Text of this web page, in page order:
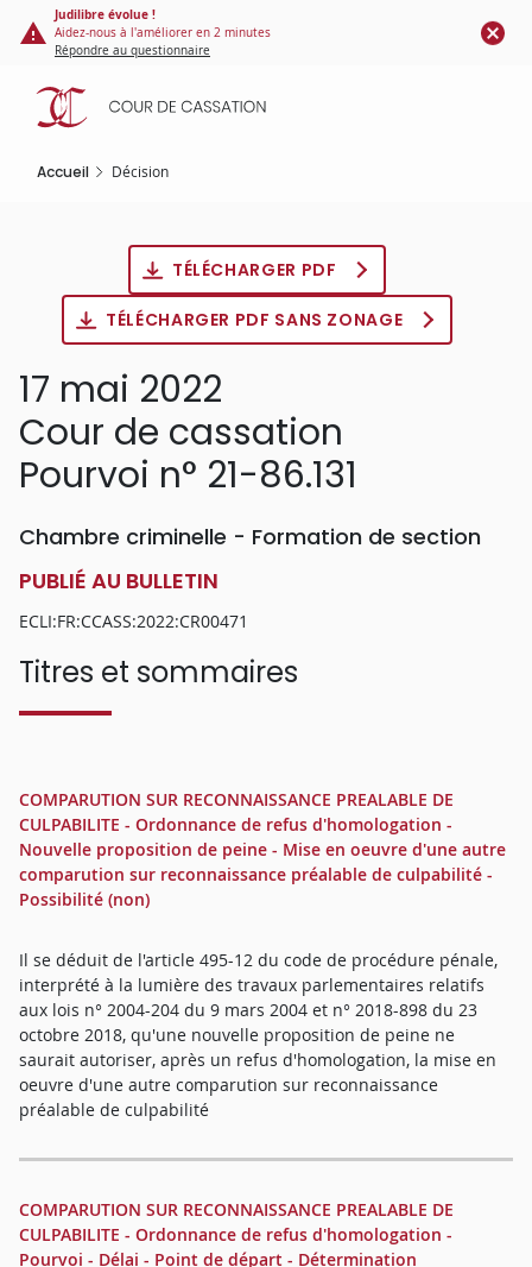
Panneau de gestion des cookies
contenu
principal
Judilibre évolue !
Aidez-nous à l'améliorer en 2 minutes
Répondre au questionnaire
Accueil Décision
TÉLÉCHARGER PDF
TÉLÉCHARGER PDF SANS ZONAGE
17 mai 2022
Cour de cassation
Pourvoi n° 21-86.131
Chambre criminelle - Formation de section
PUBLIÉ AU BULLETIN
ECLI:FR:CCASS:2022:CR00471
Titres et sommaires
COMPARUTION SUR RECONNAISSANCE PREALABLE DE
CULPABILITE - Ordonnance de refus d'homologation -
Nouvelle proposition de peine - Mise en oeuvre d'une autre
comparution sur reconnaissance préalable de culpabilité -
Possibilité (non)
Il se déduit de l'article 495-12 du code de procédure pénale,
interprété à la lumière des travaux parlementaires relatifs
aux lois n° 2004-204 du 9 mars 2004 et n° 2018-898 du 23
octobre 2018, qu'une nouvelle proposition de peine ne
saurait autoriser, après un refus d'homologation, la mise en
oeuvre d'une autre comparution sur reconnaissance
préalable de culpabilité
COMPARUTION SUR RECONNAISSANCE PREALABLE DE
CULPABILITE - Ordonnance de refus d'homologation -
Pourvoi - Délai - Point de départ - Détermination